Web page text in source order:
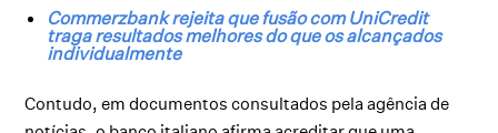
Commerzbank rejeita que fusão com UniCredit
traga resultados melhores do que os alcançados
individualmente
Contudo, em documentos consultados pela agência de